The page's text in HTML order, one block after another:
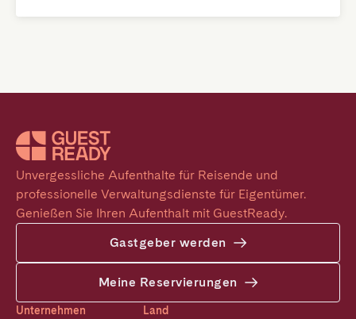
Unvergessliche Aufenthalte für Reisende und
professionelle Verwaltungsdienste für Eigentümer.
Genießen Sie Ihren Aufenthalt mit GuestReady.
Gastgeber werden
Meine Reservierungen
Unternehmen Land